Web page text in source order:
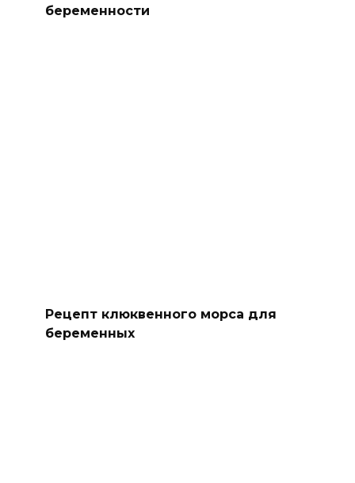
беременности
Рецепт клюквенного морса для
беременных